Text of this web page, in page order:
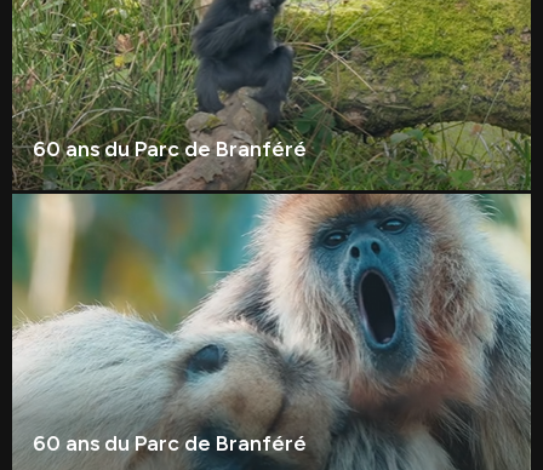
60 ans du Parc de Branféré
60 ans du Parc de Branféré